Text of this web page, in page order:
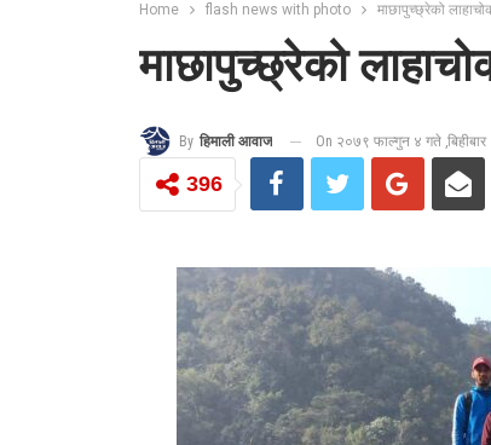
Home flash news with photo माछापुच्छ्रेको
माछापुच्छ्रेको
By हिमाली आवाज On २०७९ फाल्गुन ४ गते
396